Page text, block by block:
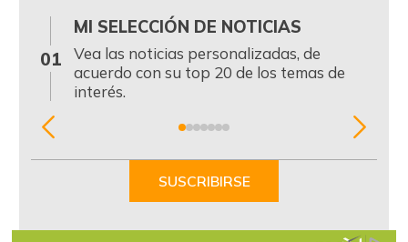
01
MI SELECCIÓN DE NOTICIAS
Vea las noticias personalizadas, de
acuerdo con su top 20 de los temas de
interés.
Item
SUSCRIBIRSE